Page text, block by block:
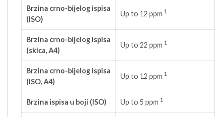
Brzina crno-bijelog ispisa
(ISO)
Up to 12 ppm 1
Brzina crno-bijelog ispisa
(skica, A4)
Up to 22 ppm 1
Brzina crno-bijelog ispisa
(ISO, A4)
Up to 12 ppm 1
Brzina ispisa u boji (ISO) Up to 5 ppm 1